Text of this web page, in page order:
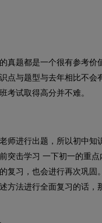
题都是一个很有参考价
点与题型与去年相比不
考试取得高分并不难。
进行出题，所以初中知
突击学习 一下初一的重
复习，也会进行再次巩
方法进行全面复习的话